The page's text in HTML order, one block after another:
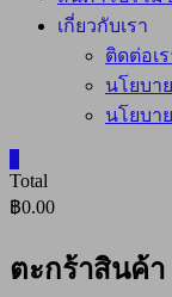
เกี่ยวกับเรา
ติดต่อเร
นโยบา
นโยบา
Total
฿0.00
ตะกร้าสินค้า